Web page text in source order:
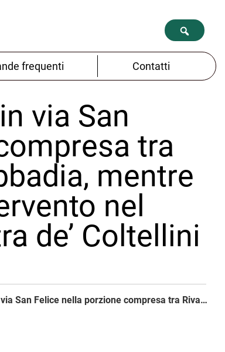
frequenti Contatti
via San
tra
mentre
nel
de’ Coltellini
Prosegue la chiusura in via San Felice nella porzione compresa tra Riva Reno e via dell’Abbadia, mentre scende su strada l’intervento nel tratto che si estende tra de’ Coltellini e Marconi